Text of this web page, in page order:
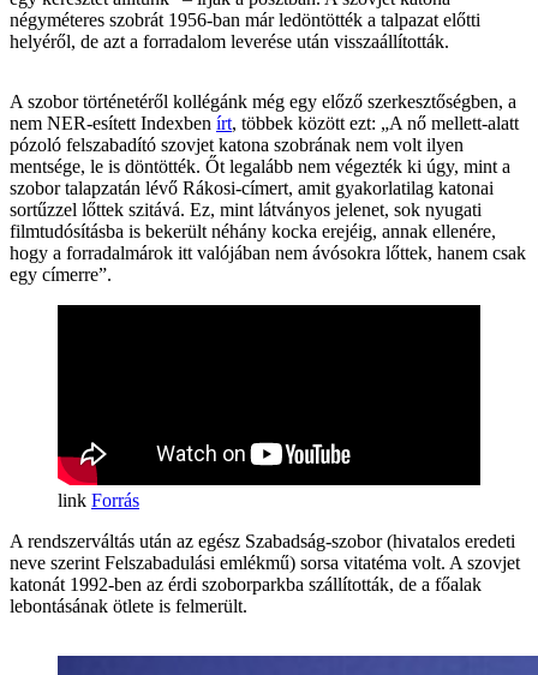
négyméteres szobrát 1956-ban már ledöntötték a talpazat előtti
helyéről, de azt a forradalom leverése után visszaállították.
A szobor történetéről kollégánk még egy előző szerkesztőségben, a
nem NER-esített Indexben írt, többek között ezt: „A nő mellett-alatt
pózoló felszabadító szovjet katona szobrának nem volt ilyen
mentsége, le is döntötték. Őt legalább nem végezték ki úgy, mint a
szobor talapzatán lévő Rákosi-címert, amit gyakorlatilag katonai
sortűzzel lőttek szitává. Ez, mint látványos jelenet, sok nyugati
filmtudósításba is bekerült néhány kocka erejéig, annak ellenére,
hogy a forradalmárok itt valójában nem ávósokra lőttek, hanem csak
egy címerre”.
Forrás
A rendszerváltás után az egész Szabadság-szobor (hivatalos eredeti
neve szerint Felszabadulási emlékmű) sorsa vitatéma volt. A szovjet
katonát 1992-ben az érdi szoborparkba szállították, de a főalak
lebontásának ötlete is felmerült.